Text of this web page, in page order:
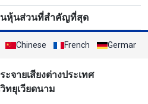
นหุ้นส่วนที่สำคัญที่สุด
Chinese French German
ะจายเสียงต่างประเทศ
ทยุเวียดนาม